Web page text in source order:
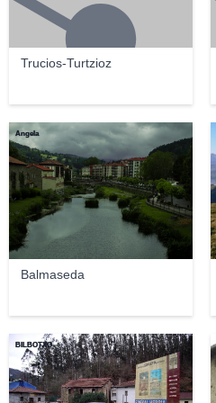
Trucios-Turtzioz
Balmaseda
Angela
BILBOTXO